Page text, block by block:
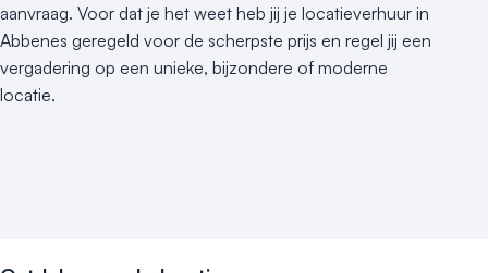
aanvraag. Voor dat je het weet heb jij je locatieverhuur in
Abbenes geregeld voor de scherpste prijs en regel jij een
vergadering op een unieke, bijzondere of moderne
locatie.